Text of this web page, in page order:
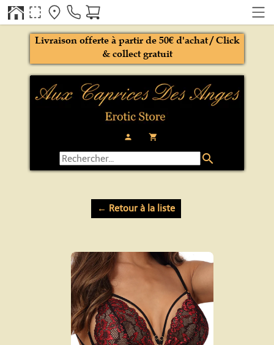
person local_grocery_store
Livraison offerte à partir de 50€ d'achat / Click
& collect gratuit
search
← Retour à la liste